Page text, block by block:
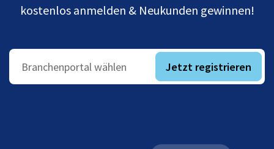
kostenlos anmelden & Neukunden gewinnen!
Branchenportal wählen Jetzt registrieren